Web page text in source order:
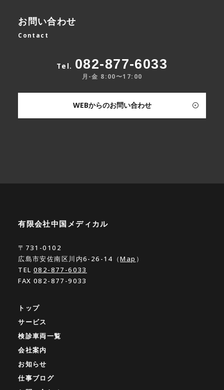
お問い合わせ
Contact
Tel. 082-877-6033
月-金 8:00〜17:00
WEBからのお問い合わせ
有限会社中国メディカル
〒731-0102
広島市安佐南区川内6-26-14（Map ）
TEL 082-877-6033
FAX 082-877-9033
トップ
サービス
検診車両一覧
会社案内
お知らせ
仕事ブログ